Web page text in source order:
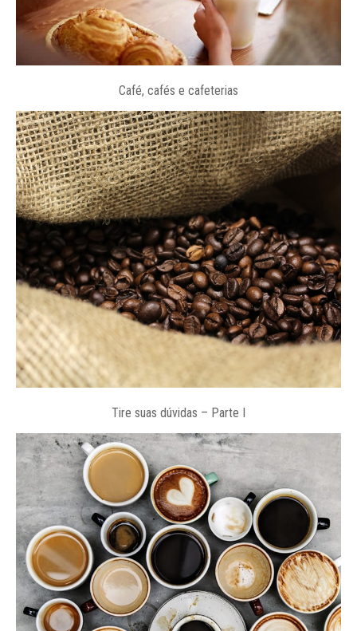
Café, cafés e cafeterias
Tire suas dúvidas – Parte I